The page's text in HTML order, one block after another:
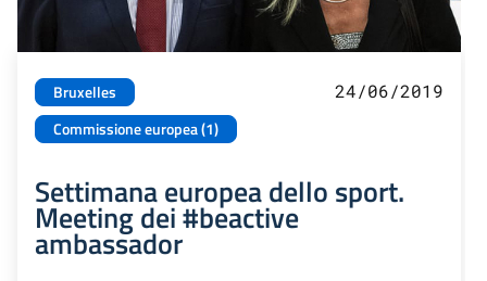
Bruxelles
Commissione europea (1)
24/06/2019
Settimana europea dello sport.
Meeting dei #beactive
ambassador